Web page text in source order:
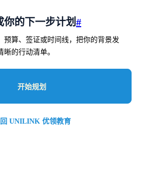
的下一步计划#
预算、签证或时间线，把你的背景发
的行动清单。
开始规划
UNILINK 优领教育